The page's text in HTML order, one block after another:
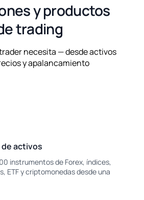
y productos
trading
necesita — desde activos
y apalancamiento
activos
instrumentos de Forex, índices,
ETF y criptomonedas desde una